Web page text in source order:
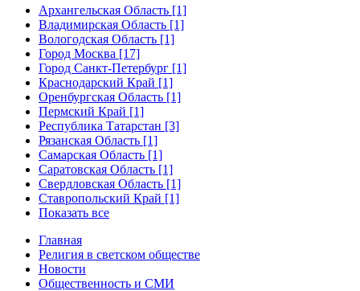
Архангельская Область [1]
Владимирская Область [1]
Вологодская Область [1]
Город Москва [17]
Город Санкт-Петербург [1]
Краснодарский Край [1]
Оренбургская Область [1]
Пермский Край [1]
Республика Татарстан [3]
Рязанская Область [1]
Самарская Область [1]
Саратовская Область [1]
Свердловская Область [1]
Ставропольский Край [1]
Показать все
Главная
Религия в светском обществе
Новости
Общественность и СМИ